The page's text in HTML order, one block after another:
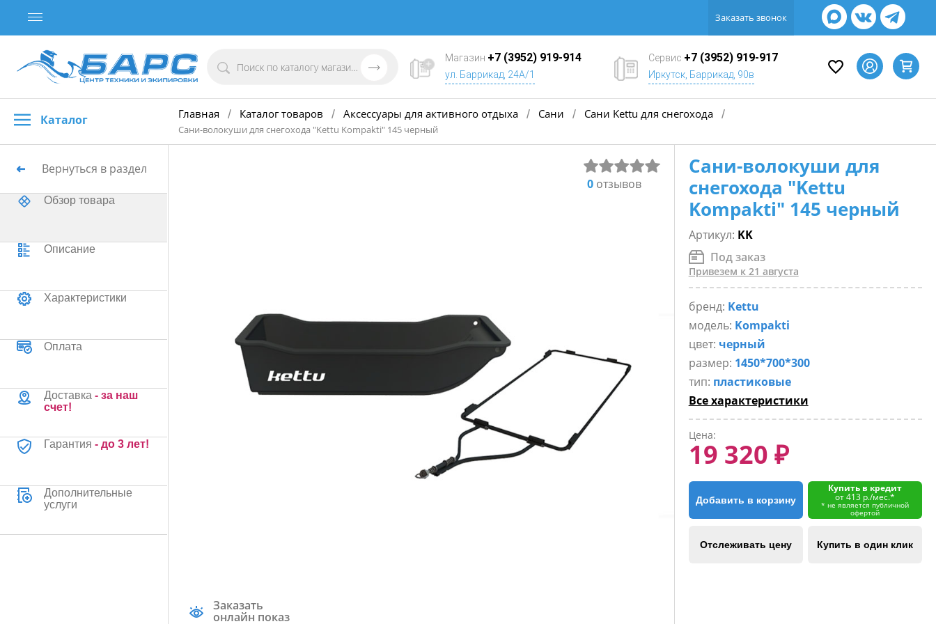
Заказать звонок
Магазин +7 (3952) 919-914
ул. Баррикад, 24А/1
Сервис +7 (3952) 919-917
Иркутск, Баррикад, 90в
Каталог Главная / Каталог товаров / Аксессуары для активного отдыха / Сани / Сани Kettu для снегохода /
Сани-волокуши для снегохода "Kettu Kompakti" 145 черный
Вернуться в раздел
Обзор товара
Описание
Характеристики
Оплата
Доставка - за наш
счет!
Гарантия - до 3 лет!
Дополнительные
услуги
0отзывов
Заказать
онлайн показ
Сани-волокуши для
снегохода "Kettu
Kompakti" 145 черный
Артикул: KK
Под заказ
Привезем к 21 августа
бренд: Kettu
модель: Kompakti
цвет: черный
размер: 1450*700*300
тип: пластиковые
Все характеристики
Цена:
19 320 ₽
Добавить в корзину
Купить в кредит
от 413 р./мес.*
* не является публичной
офертой
Отслеживать цену Купить в один клик